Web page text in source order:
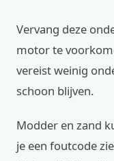
Vervang deze
motor te
vereist weinig
schoon blijven.
Modder en zand
je een foutcode